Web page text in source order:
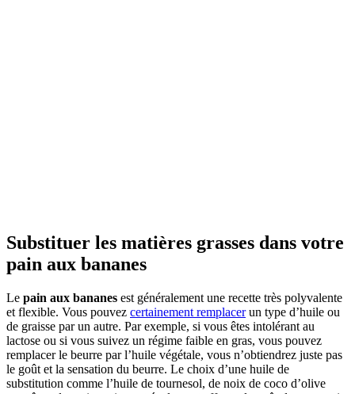
Substituer les matières grasses dans votre
pain aux bananes
Le pain aux bananes est généralement une recette très polyvalente
et flexible. Vous pouvez certainement remplacerun type d’huile ou
de graisse par un autre. Par exemple, si vous êtes intolérant au
lactose ou si vous suivez un régime faible en gras, vous pouvez
remplacer le beurre par l’huile végétale, vous n’obtiendrez juste pas
le goût et la sensation du beurre. Le choix d’une huile de
substitution comme l’huile de tournesol, de noix de coco d’olive